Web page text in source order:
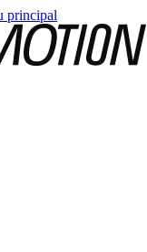
principal